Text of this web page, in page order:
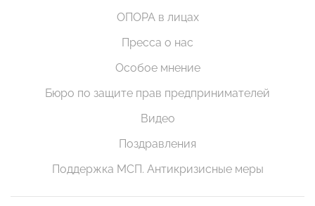
ОПОРА в лицах
Пресса о нас
Особое мнение
Бюро по защите прав предпринимателей
Видео
Поздравления
Поддержка МСП. Антикризисные меры